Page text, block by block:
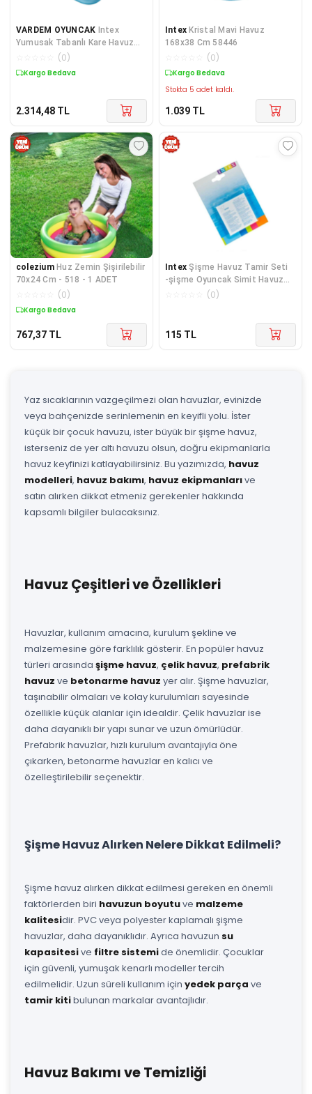
VARDEM OYUNCAK Intex
Yumusak Tabanlı Kare Havuz
166x100x28 57403
(0)
Kargo Bedava
2.314,48 TL
Intex Kristal Mavi Havuz
168x38 Cm 58446
(0)
Kargo Bedava
Stokta 5 adet kaldı.
1.039 TL
colezium Huz Zemin Şişirilebilir
70x24 Cm - 518 - 1 ADET
(0)
Kargo Bedava
767,37 TL
Intex Şişme Havuz Tamir Seti
-şişme Oyuncak Simit Havuz
Onarım Yaması-ıt59631
(0)
115 TL
Yaz sıcaklarının vazgeçilmezi olan havuzlar, evinizde
veya bahçenizde serinlemenin en keyifli yolu. İster
küçük bir çocuk havuzu, ister büyük bir şişme havuz,
isterseniz de yer altı havuzu olsun, doğru ekipmanlarla
havuz keyfinizi katlayabilirsiniz. Bu yazımızda, havuz
modelleri, havuz bakımı, havuz ekipmanlarıve
satın alırken dikkat etmeniz gerekenler hakkında
kapsamlı bilgiler bulacaksınız.
Havuz Çeşitleri ve Özellikleri
Havuzlar, kullanım amacına, kurulum şekline ve
malzemesine göre farklılık gösterir. En popüler havuz
türleri arasında şişme havuz, çelik havuz, prefabrik
havuz ve betonarme havuz yer alır. Şişme havuzlar,
taşınabilir olmaları ve kolay kurulumları sayesinde
özellikle küçük alanlar için idealdir. Çelik havuzlar ise
daha dayanıklı bir yapı sunar ve uzun ömürlüdür.
Prefabrik havuzlar, hızlı kurulum avantajıyla öne
çıkarken, betonarme havuzlar en kalıcı ve
özelleştirilebilir seçenektir.
Şişme Havuz Alırken Nelere Dikkat Edilmeli?
Şişme havuz alırken dikkat edilmesi gereken en önemli
faktörlerden biri havuzun boyutuve malzeme
kalitesidir. PVC veya polyester kaplamalı şişme
havuzlar, daha dayanıklıdır. Ayrıca havuzun su
kapasitesive filtre sistemide önemlidir. Çocuklar
için güvenli, yumuşak kenarlı modeller tercih
edilmelidir. Uzun süreli kullanım için yedek parça ve
tamir kitibulunan markalar avantajlıdır.
Havuz Bakımı ve Temizliği